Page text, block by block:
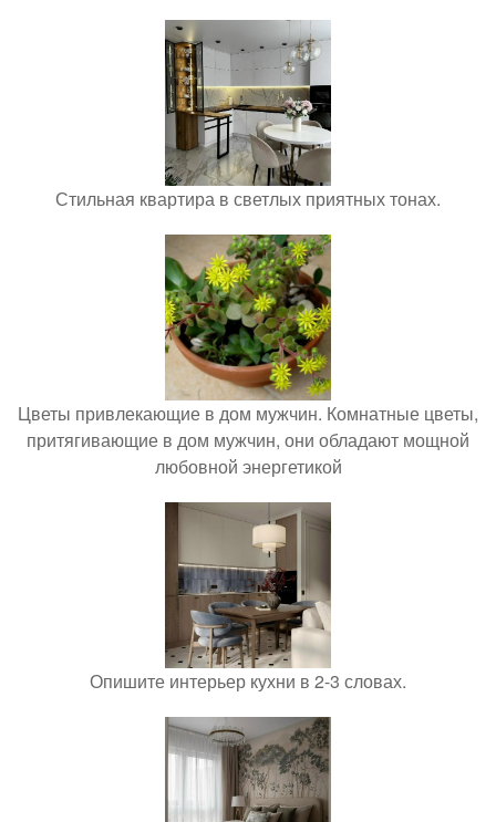
Стильная квартира в светлых приятных тонах.
Цветы привлекающие в дом мужчин. Комнатные цветы,
притягивающие в дом мужчин, они обладают мощной
любовной энергетикой
Опишите интерьер кухни в 2-3 словах.